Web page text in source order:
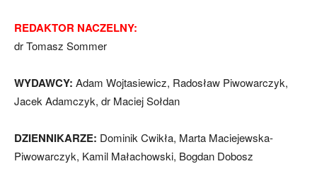
REDAKTOR NACZELNY:
dr Tomasz Sommer
WYDAWCY: Adam Wojtasiewicz, Radosław Piwowarczyk,
Jacek Adamczyk, dr Maciej Sołdan
DZIENNIKARZE: Dominik Cwikła, Marta Maciejewska-
Piwowarczyk, Kamil Małachowski, Bogdan Dobosz